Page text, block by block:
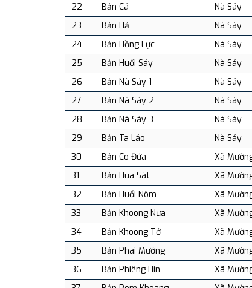
22
Bản Cá Nà Sáy
23
Bản Hả Nà Sáy
24
Bản Hồng Lực Nà Sáy
25
Bản Huổi Sáy Nà Sáy
26
Bản Nà Sáy 1 Nà Sáy
27
Bản Nà Sáy 2 Nà Sáy
28
Bản Nà Sáy 3 Nà Sáy
29
Bản Ta Láo Nà Sáy
30
Bản Co Đứa Xã
31
Bản Hua Sát Xã
32
Bản Huổi Nôm Xã
33
Bản Khoong Nưa Xã
34
Bản Khoong Tở Xã
35
Bản Phai Mướng Xã
36
Bản Phiêng Hin Xã